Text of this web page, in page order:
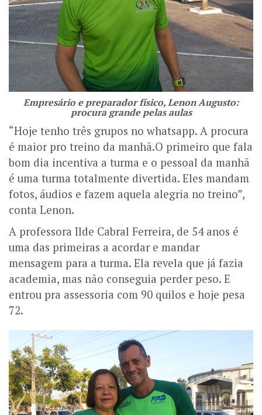
Empresário e preparador físico, Lenon Augusto:
procura grande pelas aulas
“Hoje tenho três grupos no whatsapp. A procura
é maior pro treino da manhã.O primeiro que fala
bom dia incentiva a turma e o pessoal da manhã
é uma turma totalmente divertida. Eles mandam
fotos, áudios e fazem aquela alegria no treino”,
conta Lenon.
A professora Ilde Cabral Ferreira, de 54 anos é
uma das primeiras a acordar e mandar
mensagem para a turma. Ela revela que já fazia
academia, mas não conseguia perder peso. E
entrou pra assessoria com 90 quilos e hoje pesa
72.